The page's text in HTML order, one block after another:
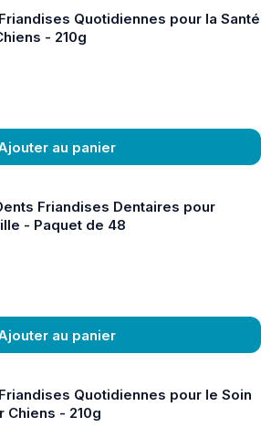
Quotidiennes pour la Santé
- 210g
au panier
Friandises Dentaires pour
- Paquet de 48
au panier
Quotidiennes pour le Soin
- 210g